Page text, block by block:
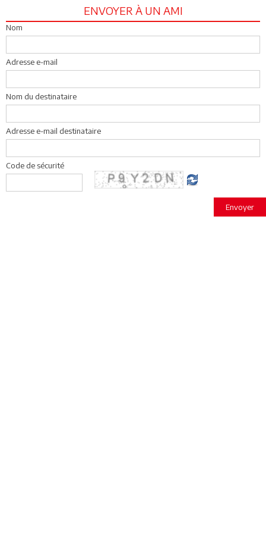
ENVOYER À UN AMI
Nom
Adresse e-mail
Nom du destinataire
Adresse e-mail destinataire
Code de sécurité
Envoyer